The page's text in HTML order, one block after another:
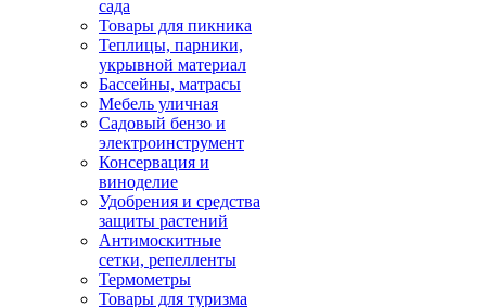
сада
Товары для пикника
Теплицы, парники,
укрывной материал
Бассейны, матрасы
Мебель уличная
Садовый бензо и
электроинструмент
Консервация и
виноделие
Удобрения и средства
защиты растений
Антимоскитные
сетки, репелленты
Термометры
Товары для туризма